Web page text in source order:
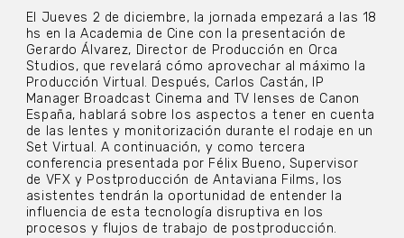
El Jueves 2 de diciembre, la jornada empezará a las 18
hs en la Academia de Cine con la presentación de
Gerardo Álvarez, Director de Producción en Orca
Studios, que revelará cómo aprovechar al máximo la
Producción Virtual. Después, Carlos Castán, IP
Manager Broadcast Cinema and TV lenses de Canon
España, hablará sobre los aspectos a tener en cuenta
de las lentes y monitorización durante el rodaje en un
Set Virtual. A continuación, y como tercera
conferencia presentada por Félix Bueno, Supervisor
de VFX y Postproducción de Antaviana Films, los
asistentes tendrán la oportunidad de entender la
influencia de esta tecnología disruptiva en los
procesos y flujos de trabajo de postproducción.